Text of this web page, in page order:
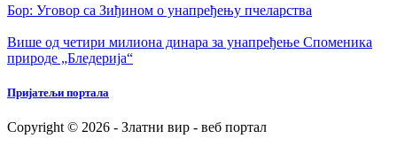
Бор: Уговор са Зиђином о унапређењу пчеларства
Више од четири милиона динара за унапређење Споменика
природе „Бледерија“
Пријатељи портала
Copyright © 2026 - Златни вир - веб портал